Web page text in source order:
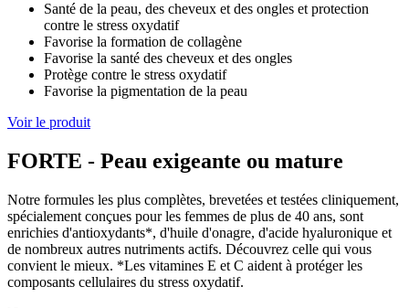
Santé de la peau, des cheveux et des ongles et protection
contre le stress oxydatif
Favorise la formation de collagène
Favorise la santé des cheveux et des ongles
Protège contre le stress oxydatif
Favorise la pigmentation de la peau
Voir le produit
FORTE - Peau exigeante ou mature
Notre formules les plus complètes, brevetées et testées cliniquement,
spécialement conçues pour les femmes de plus de 40 ans, sont
enrichies d'antioxydants*, d'huile d'onagre, d'acide hyaluronique et
de nombreux autres nutriments actifs. Découvrez celle qui vous
convient le mieux. *Les vitamines E et C aident à protéger les
composants cellulaires du stress oxydatif.